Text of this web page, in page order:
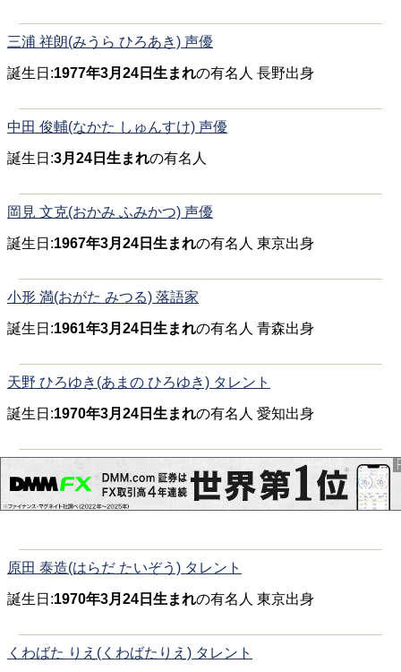
三浦 祥朗(みうら ひろあき) 声優
誕生日:1977年3月24日生まれの有名人 長野出身
中田 俊輔(なかた しゅんすけ) 声優
誕生日:3月24日生まれの有名人
岡見 文克(おかみ ふみかつ) 声優
誕生日:1967年3月24日生まれの有名人 東京出身
小形 満(おがた みつる) 落語家
誕生日:1961年3月24日生まれの有名人 青森出身
天野 ひろゆき(あまの ひろゆき) タレント
誕生日:1970年3月24日生まれの有名人 愛知出身
原田 泰造(はらだ たいぞう) タレント
誕生日:1970年3月24日生まれの有名人 東京出身
くわばた りえ(くわばたりえ) タレント